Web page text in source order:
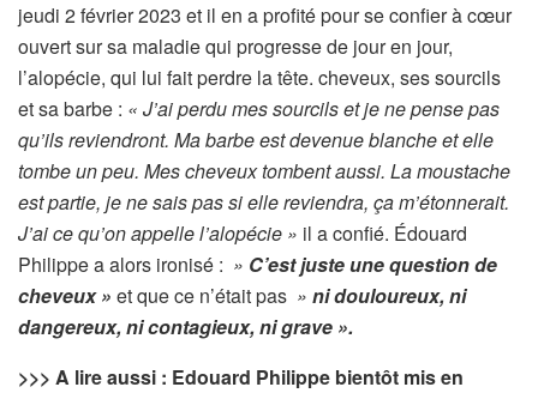
jeudi 2 février 2023 et il en a profité pour se confier à cœur
ouvert sur sa maladie qui progresse de jour en jour,
l’alopécie, qui lui fait perdre la tête. cheveux, ses sourcils
et sa barbe : « J’ai perdu mes sourcils et je ne pense pas
qu’ils reviendront. Ma barbe est devenue blanche et elle
tombe un peu. Mes cheveux tombent aussi. La moustache
est partie, je ne sais pas si elle reviendra, ça m’étonnerait.
J’ai ce qu’on appelle l’alopécie » il a confié. Édouard
Philippe a alors ironisé : » C’est juste une question de
cheveux » et que ce n’était pas » ni douloureux, ni
dangereux, ni contagieux, ni grave ».
>>> A lire aussi : Edouard Philippe bientôt mis en